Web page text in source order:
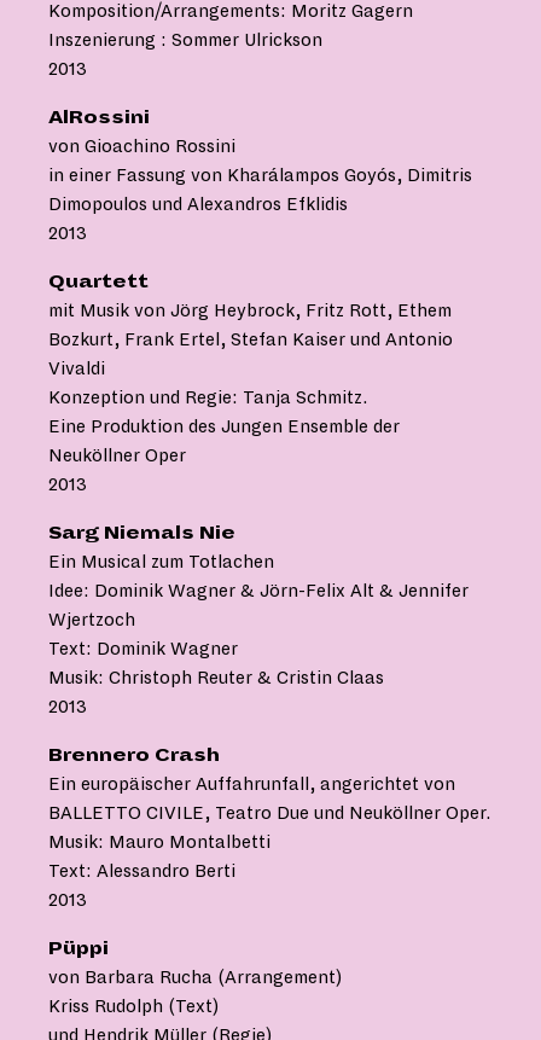
Komposition/Arrangements: Moritz Gagern
Inszenierung : Sommer Ulrickson
2013
AlRossini
von Gioachino Rossini
in einer Fassung von Kharálampos Goyós, Dimitris
Dimopoulos und Alexandros Efklidis
2013
Quartett
mit Musik von Jörg Heybrock, Fritz Rott, Ethem
Bozkurt, Frank Ertel, Stefan Kaiser und Antonio
Vivaldi
Konzeption und Regie: Tanja Schmitz.
Eine Produktion des Jungen Ensemble der
Neuköllner Oper
2013
Sarg Niemals Nie
Ein Musical zum Totlachen
Idee: Dominik Wagner & Jörn-Felix Alt & Jennifer
Wjertzoch
Text: Dominik Wagner
Musik: Christoph Reuter & Cristin Claas
2013
Brennero Crash
Ein europäischer Auffahrunfall, angerichtet von
BALLETTO CIVILE, Teatro Due und Neuköllner Oper.
Musik: Mauro Montalbetti
Text: Alessandro Berti
2013
Püppi
von Barbara Rucha (Arrangement)
Kriss Rudolph (Text)
und Hendrik Müller (Regie)